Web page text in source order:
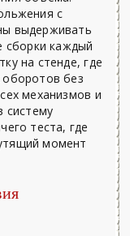
с
выдерживать
сборки каждый
на стенде, где
оборотов без
механизмов и
систему
теста, где
момент